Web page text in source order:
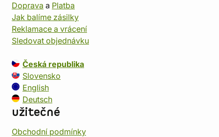
Doprava a Platba
Jak balíme zásilky
Reklamace a vrácení
Sledovat objednávku
Česká republika
Slovensko
English
Deutsch
užitečné
Obchodní podmínky